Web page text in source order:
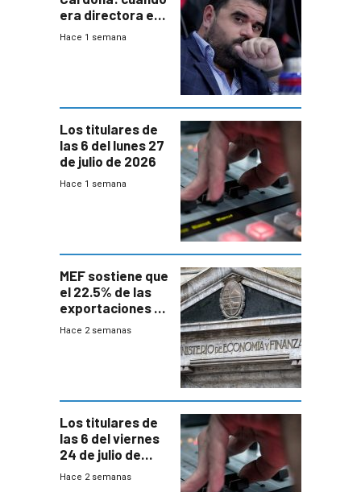
era directora en
UTE “no era muy
Hace 1 semana
Los titulares de
las 6 del lunes 27
de julio de 2026
Hace 1 semana
MEF sostiene que
el 22.5% de las
exportaciones a
EE.UU se verán
Hace 2 semanas
Los titulares de
las 6 del viernes
24 de julio de
2026
Hace 2 semanas